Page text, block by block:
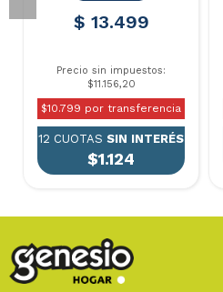
$ 13.499
Precio sin impuestos:
$11.156,20
$10.799 por transferencia
12 CUOTAS SIN INTERÉS
$1.124